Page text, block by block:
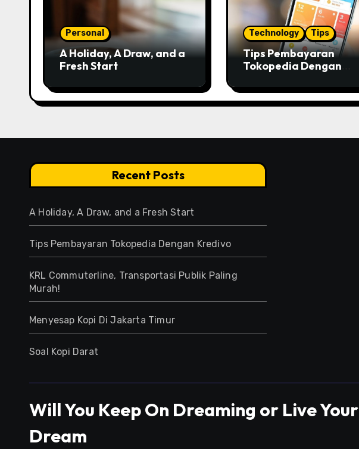
Personal
A Holiday, A Draw, and a
Fresh Start
Technology Tips
Tips Pembayaran
Tokopedia Dengan
Recent Posts
A Holiday, A Draw, and a Fresh Start
Tips Pembayaran Tokopedia Dengan Kredivo
KRL Commuterline, Transportasi Publik Paling
Murah!
Menyesap Kopi Di Jakarta Timur
Soal Kopi Darat
Will You Keep On Dreaming or Live Your
Dream